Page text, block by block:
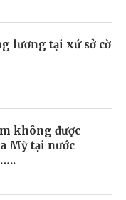
lương tại xứ sở cờ
không được
Mỹ tại nước